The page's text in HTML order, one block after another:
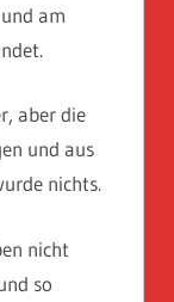
am
aber die
und aus
nichts.
nicht
so